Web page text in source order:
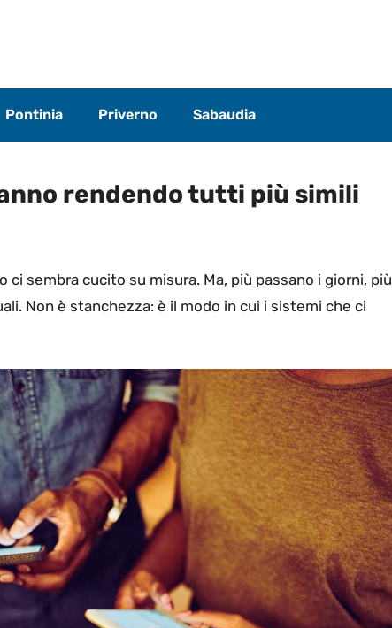
Pontinia Priverno Sabaudia
rendendo tutti più simili
ci sembra cucito su misura. Ma, più passano i giorni, più
Non è stanchezza: è il modo in cui i sistemi che ci